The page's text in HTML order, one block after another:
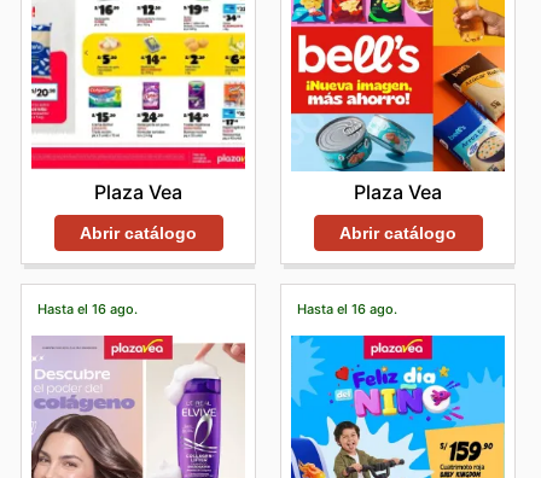
Plaza Vea
Abrir catálogo
Plaza Vea
Abrir catálogo
Hasta el 16 ago. Hasta el 16 ago.